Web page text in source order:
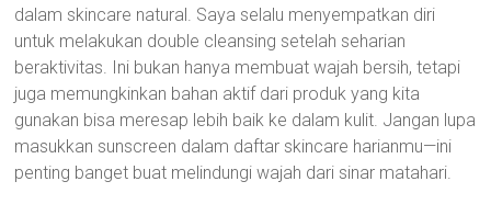
dalam skincare natural. Saya selalu menyempatkan diri
untuk melakukan double cleansing setelah seharian
beraktivitas. Ini bukan hanya membuat wajah bersih, tetapi
juga memungkinkan bahan aktif dari produk yang kita
gunakan bisa meresap lebih baik ke dalam kulit. Jangan lupa
masukkan sunscreen dalam daftar skincare harianmu—ini
penting banget buat melindungi wajah dari sinar matahari.